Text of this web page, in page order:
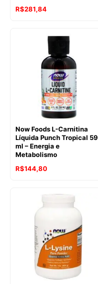
R$281,84
Now Foods L-Carnitina
Líquida Punch Tropical 59
ml – Energia e
Metabolismo
R$144,80